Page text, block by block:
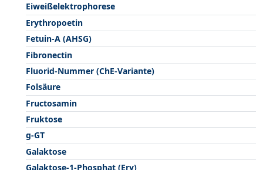
Eiweißelektrophorese
Erythropoetin
Fetuin-A (AHSG)
Fibronectin
Fluorid-Nummer (ChE-Variante)
Folsäure
Fructosamin
Fruktose
g-GT
Galaktose
Galaktose-1-Phosphat (Ery)